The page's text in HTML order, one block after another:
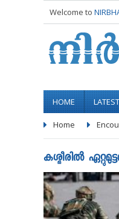
Welcome to
HOME
Home
കശ്മീരില്‍